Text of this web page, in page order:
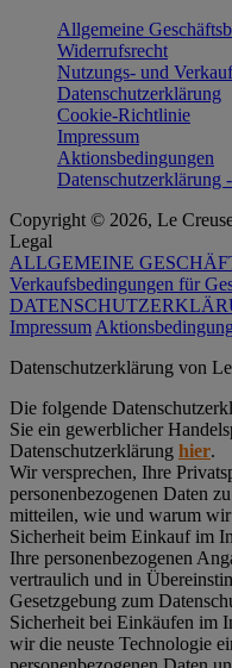
Allgemeine
Widerrufsrecht
Nutzungs- und
Datenschutzerklärung
Cookie-Richtlinie
Impressum
Aktionsbedingungen
Datenschutzerklärung
Copyright © 2026, Le
Legal
ALLGEMEINE
Verkaufsbedingungen für
Impressum
Datenschutz­erklärung von
Die folgende
Sie ein gewerblicher
Datenschutzerklärung hier.
Wir versprechen, Ihre
personenbezogenen Daten
mitteilen, wie und warum
Sicherheit beim Einkauf im
Ihre personenbezogenen
vertraulich und in
Gesetzgebung zum
Sicherheit bei Einkäufen im
wir die neuste Technologie